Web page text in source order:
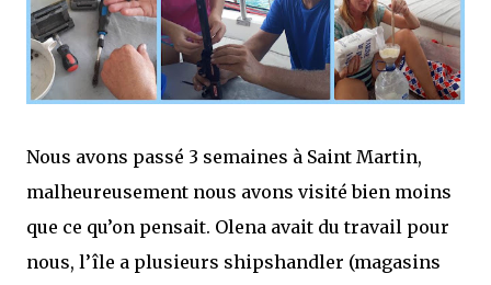
Nous avons passé 3 semaines à Saint Martin,
malheureusement nous avons visité bien moins
que ce qu’on pensait. Olena avait du travail pour
nous, l’île a plusieurs shipshandler (magasins